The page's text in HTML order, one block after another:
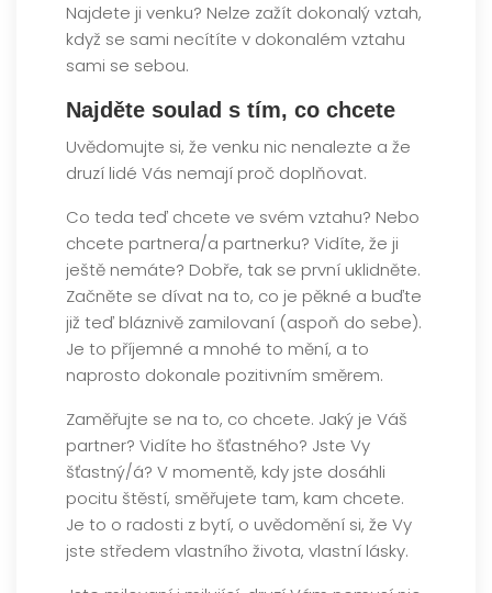
Najdete ji venku? Nelze zažít dokonalý vztah,
když se sami necítíte v dokonalém vztahu
sami se sebou.
Najděte soulad s tím, co chcete
Uvědomujte si, že venku nic nenalezte a že
druzí lidé Vás nemají proč doplňovat.
Co teda teď chcete ve svém vztahu? Nebo
chcete partnera/a partnerku? Vidíte, že ji
ještě nemáte? Dobře, tak se první uklidněte.
Začněte se dívat na to, co je pěkné a buďte
již teď bláznivě zamilovaní (aspoň do sebe).
Je to příjemné a mnohé to mění, a to
naprosto dokonale pozitivním směrem.
Zaměřujte se na to, co chcete. Jaký je Váš
partner? Vidíte ho šťastného? Jste Vy
šťastný/á? V momentě, kdy jste dosáhli
pocitu štěstí, směřujete tam, kam chcete.
Je to o radosti z bytí, o uvědomění si, že Vy
jste středem vlastního života, vlastní lásky.